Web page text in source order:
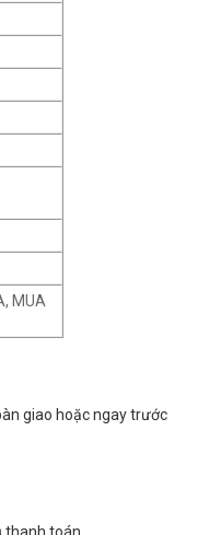
MUA
giao hoặc ngay trước